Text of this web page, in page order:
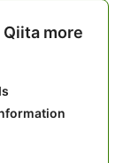
Qiita more